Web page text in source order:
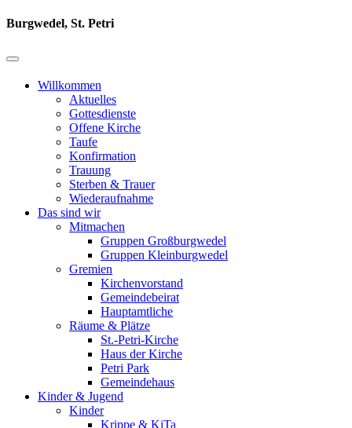
Burgwedel, St. Petri
Willkommen
Aktuelles
Gottesdienste
Offene Kirche
Taufe
Konfirmation
Trauung
Sterben & Trauer
Wiederaufnahme
Das sind wir
Mitmachen
Gruppen Großburgwedel
Gruppen Kleinburgwedel
Gremien
Kirchenvorstand
Gemeindebeirat
Hauptamtliche
Räume & Plätze
St.-Petri-Kirche
Haus der Kirche
Petri Park
Gemeindehaus
Kinder & Jugend
Kinder
Krippe & KiTa